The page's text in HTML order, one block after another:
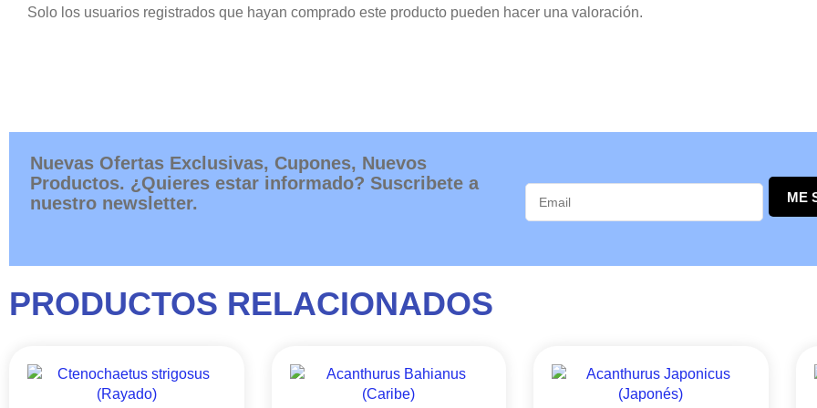
Solo los usuarios registrados que hayan comprado este producto pueden hacer una valoración.
Nuevas Ofertas Exclusivas, Cupones, Nuevos
Productos. ¿Quieres estar informado? Suscribete a
nuestro newsletter.
ME
PRODUCTOS RELACIONADOS
DE
PRECIOS:
DE
PRECIOS:
DE
PRECIOS: